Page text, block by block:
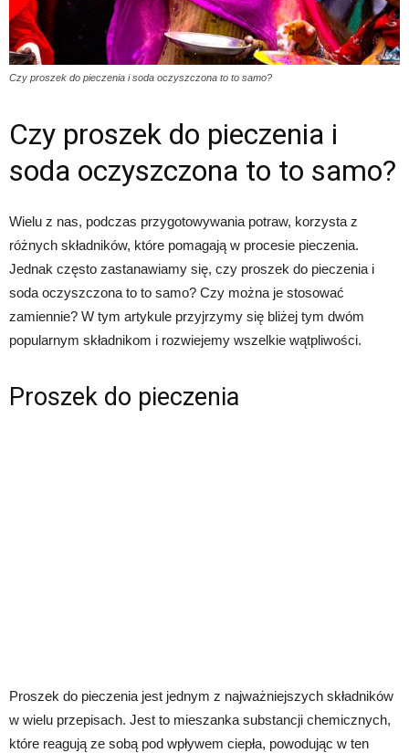
Czy proszek do pieczenia i soda oczyszczona to to samo?
Czy proszek do pieczenia i
soda oczyszczona to to samo?
Wielu z nas, podczas przygotowywania potraw, korzysta z
różnych składników, które pomagają w procesie pieczenia.
Jednak często zastanawiamy się, czy proszek do pieczenia i
soda oczyszczona to to samo? Czy można je stosować
zamiennie? W tym artykule przyjrzymy się bliżej tym dwóm
popularnym składnikom i rozwiejemy wszelkie wątpliwości.
Proszek do pieczenia
Proszek do pieczenia jest jednym z najważniejszych składników
w wielu przepisach. Jest to mieszanka substancji chemicznych,
które reagują ze sobą pod wpływem ciepła, powodując w ten